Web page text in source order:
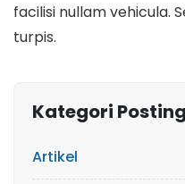
facilisi nullam vehicula.
turpis.
Kategori
Artikel